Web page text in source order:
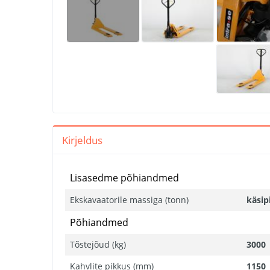
Kirjeldus
Lisasedme põhiandmed
Ekskavaatorile massiga (tonn)
Põhiandmed
Tõstejõud (kg)
3000
Kahvlite pikkus (mm)
1150